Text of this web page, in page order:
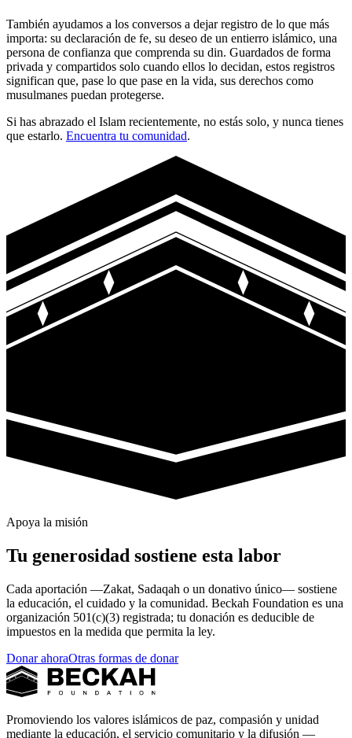
También ayudamos a los conversos a dejar registro de lo que más
importa: su declaración de fe, su deseo de un entierro islámico, una
persona de confianza que comprenda su din. Guardados de forma
privada y compartidos solo cuando ellos lo decidan, estos registros
significan que, pase lo que pase en la vida, sus derechos como
musulmanes puedan protegerse.
Si has abrazado el Islam recientemente, no estás solo, y nunca tienes
que estarlo. Encuentra tu comunidad.
Apoya la misión
Tu generosidad sostiene esta labor
Cada aportación —Zakat, Sadaqah o un donativo único— sostiene
la educación, el cuidado y la comunidad. Beckah Foundation es una
organización 501(c)(3) registrada; tu donación es deducible de
impuestos en la medida que permita la ley.
Donar ahoraOtras formas de donar
Promoviendo los valores islámicos de paz, compasión y unidad
mediante la educación, el servicio comunitario y la difusión —